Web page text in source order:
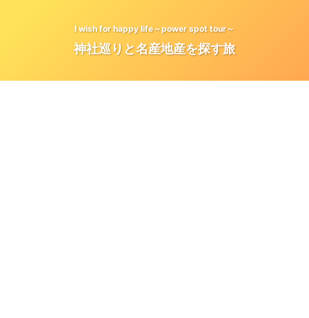
I wish for happy life～power spot tour～
神社巡りと名産地産を探す旅